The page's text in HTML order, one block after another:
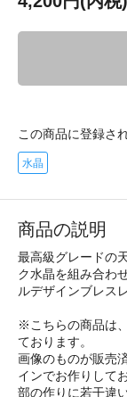
この商品に登録さ
水晶
商品の説明
最高級グレードの
ク水晶を組み合わ
ルデザインブレス
※こちらの商品は
ております。
画像のものが販売
インでお作りして
部の作りに若干違